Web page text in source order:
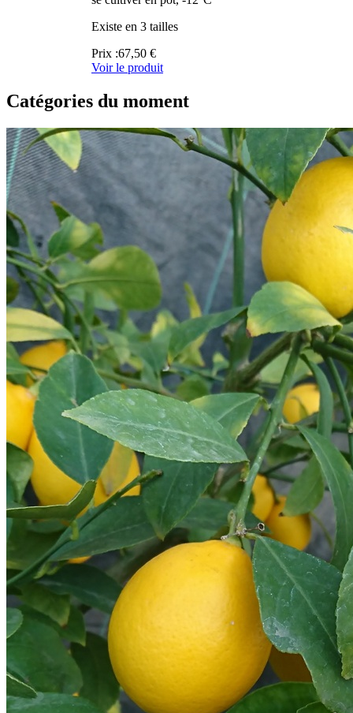
Existe en 3 tailles
Prix :67,50 €
Voir le produit
Catégories du moment